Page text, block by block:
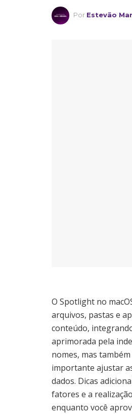
Por Estevão
O Spotlight no
arquivos, pastas e
conteúdo,
aprimorada pela
nomes, mas
importante ajustar
dados. Dicas
fatores e a
enquanto você